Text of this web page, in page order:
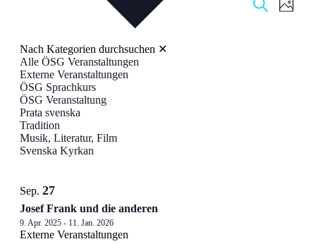
Foto
Nach Kategorien durchsuchen ✕
Alle ÖSG Veranstaltungen
Externe Veranstaltungen
ÖSG Sprachkurs
ÖSG Veranstaltung
Prata svenska
Tradition
Musik, Literatur, Film
Svenska Kyrkan
of
Veranstaltungen
in
Sep. 27
Josef Frank und die anderen
9. Apr. 2025- 11. Jan. 2026
Externe Veranstaltungen